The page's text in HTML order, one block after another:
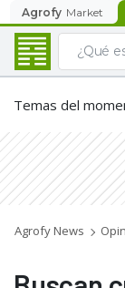
Agrofy Market
Temas del
Agrofy News